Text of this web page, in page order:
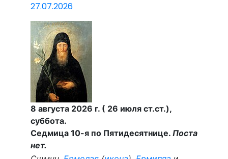
27.07.2026
8 августа 2026 г. ( 26 июля ст.ст.),
суббота.
Седмица 10-я по Пятидесятнице. Поста
нет.